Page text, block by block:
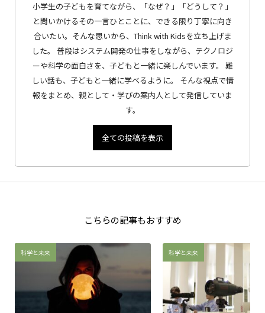
小学生の子どもを育てながら、「なぜ？」「どうして？」
と問いかけるその一言ひとことに、できる限り丁寧に向き
合いたい。そんな思いから、Think with Kidsを立ち上げま
した。 普段はシステム開発の仕事をしながら、テクノロジ
ーや科学の面白さを、子どもと一緒に楽しんでいます。 難
しい話も、子どもと一緒に学べるように。 そんな視点で情
報をまとめ、親として・学びの案内人として発信していま
す。
全ての投稿を表示
こちらの記事もおすすめ
科学と未来 科学と未来